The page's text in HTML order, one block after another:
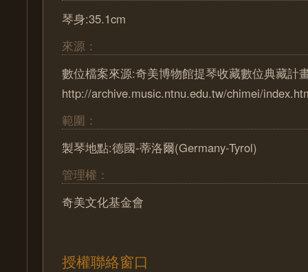
琴身:35.1cm
來源：
數位檔案來源:奇美博物館提琴收藏數位典藏計
http://archive.music.ntnu.edu.tw/chimei/
範圍：
製琴地點:德國-蒂洛爾(Germany-Tyrol)
管理權：
奇美文化基金會
授權聯絡窗口